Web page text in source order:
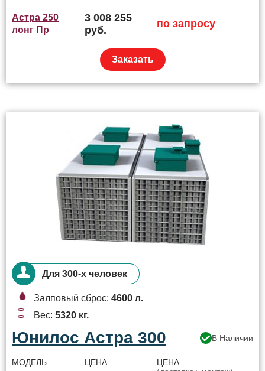
Астра 250
лонг Пр
3 008 255
руб.
по запросу
Заказать
Юнилос Астра 300 В Наличии
МОДЕЛЬ ЦЕНА
ЦЕНА
Для 300-х человек
Залповый сброс: 4600 л.
Вес: 5320 кг.